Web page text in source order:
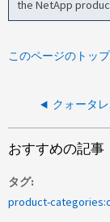
the NetApp
このページのトッ
おすすめの記事
タグ
product-